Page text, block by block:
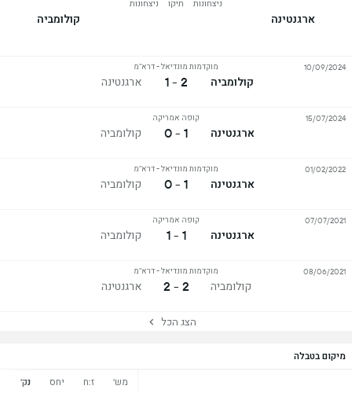
מיקום בטבלה
מש' ז:ח יחס נק'
ארגנטינה
ניצחונות תיקו ניצחונות
קולומביה
קולומביה
מוקדמות מונדיאל - דרא"מ
2 - 1 ארגנטינה
10/09/2024
ארגנטינה
קופה אמריקה
1 - 0 קולומביה
15/07/2024
ארגנטינה
מוקדמות מונדיאל - דרא"מ
1 - 0 קולומביה
01/02/2022
ארגנטינה
קופה אמריקה
1 - 1 קולומביה
07/07/2021
קולומביה
מוקדמות מונדיאל - דרא"מ
2 - 2 ארגנטינה
08/06/2021
הצג הכל